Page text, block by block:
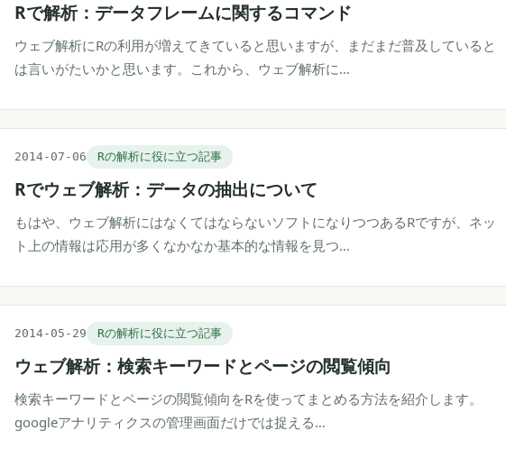
Rで解析：データフレームに関するコマンド
ウェブ解析にRの利用が増えてきていると思いますが、まだまだ普及していると
は言いがたいかと思います。これから、ウェブ解析に…
2014-07-06 Rの解析に役に立つ記事
Rでウェブ解析：データの抽出について
もはや、ウェブ解析にはなくてはならないソフトになりつつあるRですが、ネッ
ト上の情報は応用が多くなかなか基本的な情報を見つ…
2014-05-29 Rの解析に役に立つ記事
ウェブ解析：検索キーワードとページの閲覧傾向
検索キーワードとページの閲覧傾向をRを使ってまとめる方法を紹介します。
googleアナリティクスの管理画面だけでは捉える…